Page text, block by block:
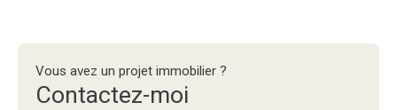
Vous avez un projet immobilier ?
Contactez-moi